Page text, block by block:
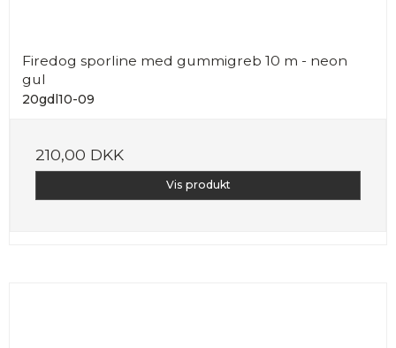
Firedog sporline med gummigreb 10 m - neon
gul
20gdl10-09
210,00 DKK
Vis produkt